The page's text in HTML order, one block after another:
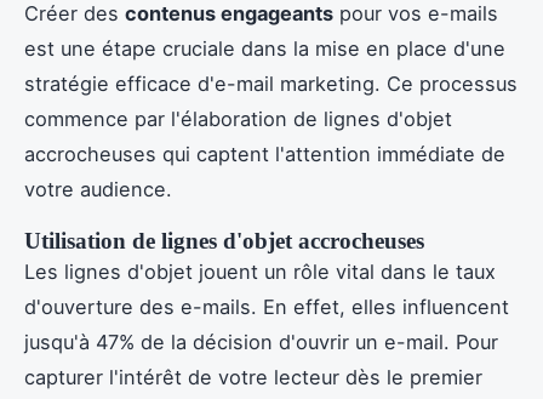
Créer des contenus engageants pour vos e-mails
est une étape cruciale dans la mise en place d'une
stratégie efficace d'e-mail marketing. Ce processus
commence par l'élaboration de lignes d'objet
accrocheuses qui captent l'attention immédiate de
votre audience.
Utilisation de lignes d'objet accrocheuses
Les lignes d'objet jouent un rôle vital dans le taux
d'ouverture des e-mails. En effet, elles influencent
jusqu'à 47% de la décision d'ouvrir un e-mail. Pour
capturer l'intérêt de votre lecteur dès le premier